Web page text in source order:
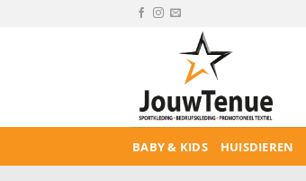
BABY & KIDS HUISDIEREN